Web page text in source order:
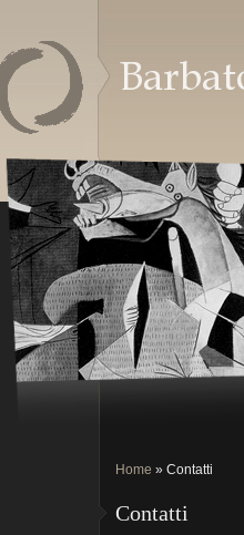
Home » Contatti
Contatti